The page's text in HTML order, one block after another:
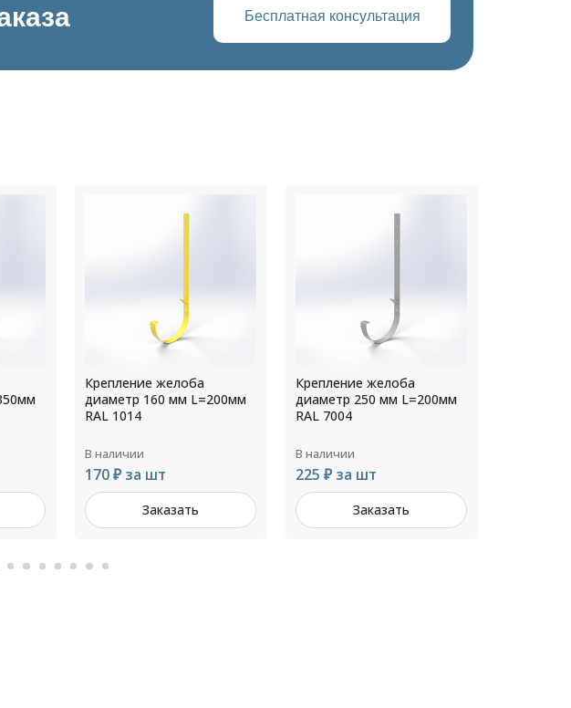
Бесплатная консультация
Крепление желоба
диаметр 160 мм L=200мм
RAL 1014
В наличии
170 ₽ за шт
Заказать
Крепление желоба
диаметр 250 мм L=200мм
RAL 7004
В наличии
225 ₽ за шт
Заказать